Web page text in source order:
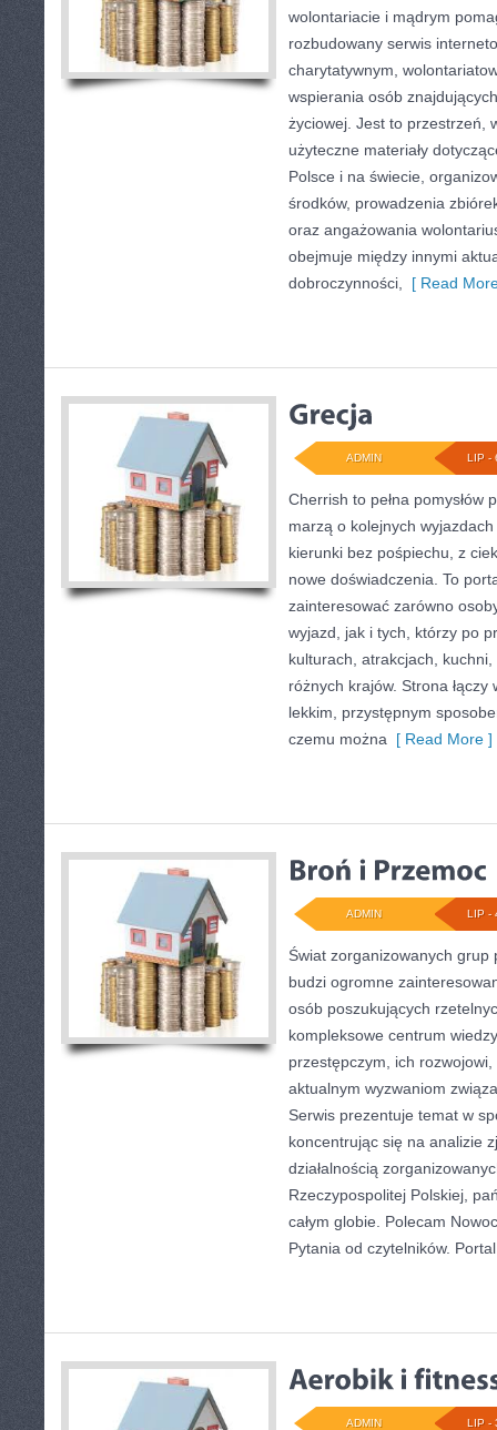
wolontariacie i mądrym
rozbudowany serwis
charytatywnym,
wspierania osób
życiowej. Jest to przestrzeń,
użyteczne materiały
Polsce i na świecie,
środków, prowadzenia
oraz angażowania
obejmuje między innymi
dobroczynności,
[ Read
LIP -
ADMIN
Cherrish to pełna pomysłów
marzą o kolejnych
kierunki bez pośpiechu, z
nowe doświadczenia. To
zainteresować zarówno
wyjazd, jak i tych, którzy po
kulturach, atrakcjach,
różnych krajów. Strona
lekkim, przystępnym
czemu można [ Read More ]
LIP -
ADMIN
Świat zorganizowanych grup
budzi ogromne
osób poszukujących
kompleksowe centrum
przestępczym, ich
aktualnym wyzwaniom
Serwis prezentuje temat w
koncentrując się na analizie
działalnością
Rzeczypospolitej Polskiej,
całym globie. Polecam
Pytania od czytelników. Portal
LIP -
ADMIN